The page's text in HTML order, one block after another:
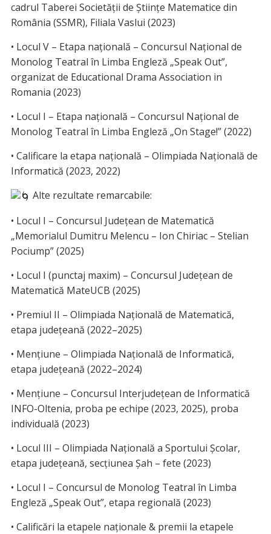
cadrul Taberei Societății de Științe Matematice din
România (SSMR), Filiala Vaslui (2023)
• Locul V – Etapa națională – Concursul Național de
Monolog Teatral în Limba Engleză „Speak Out”,
organizat de Educational Drama Association in
Romania (2023)
• Locul I – Etapa națională – Concursul Național de
Monolog Teatral în Limba Engleză „On Stage!” (2022)
• Calificare la etapa națională – Olimpiada Națională de
Informatică (2023, 2022)
Alte rezultate remarcabile:
• Locul I – Concursul Județean de Matematică
„Memorialul Dumitru Melencu – Ion Chiriac – Stelian
Pociump” (2025)
• Locul I (punctaj maxim) – Concursul Județean de
Matematică MateUCB (2025)
• Premiul II – Olimpiada Națională de Matematică,
etapa județeană (2022–2025)
• Mențiune – Olimpiada Națională de Informatică,
etapa județeană (2022–2024)
• Mențiune – Concursul Interjudețean de Informatică
INFO-Oltenia, proba pe echipe (2023, 2025), proba
individuală (2023)
• Locul III – Olimpiada Națională a Sportului Școlar,
etapa județeană, secțiunea Șah – fete (2023)
• Locul I – Concursul de Monolog Teatral în Limba
Engleză „Speak Out”, etapa regională (2023)
• Calificări la etapele naționale & premii la etapele